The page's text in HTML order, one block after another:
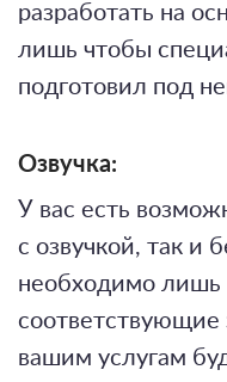
разработать на
лишь чтобы
подготовил под
Озвучка:
У вас есть
с озвучкой, так и
необходимо лишь
соответствующие
вашим услугам